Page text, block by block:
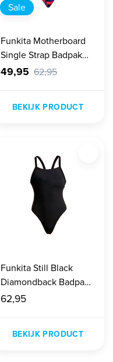
Sale
Funkita Motherboard
Single Strap Badpak
Dames
49,95 62,95
BEKIJK PRODUCT
Funkita Still Black
Diamondback Badpak
Dames
62,95
BEKIJK PRODUCT